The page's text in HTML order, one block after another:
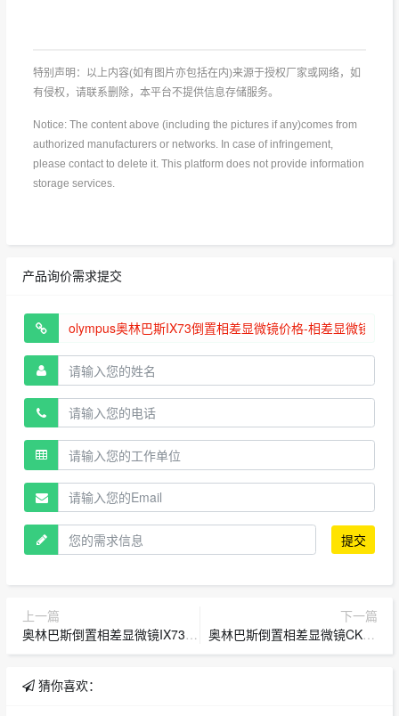
特别声明：以上内容(如有图片亦包括在内)来源于授权厂家或网络，如
有侵权，请联系删除，本平台不提供信息存储服务。
Notice: The content above (including the pictures if any)comes from
authorized manufacturers or networks. In case of infringement,
please contact to delete it. This platform does not provide information
storage services.
产品询价需求提交
提交
上一篇
奥林巴斯倒置相差显微镜IX73 经销商 现货-相差显微镜
下一篇
奥林巴斯倒置相差显微镜CKX53中国代理 销售-工业显微镜
猜你喜欢：